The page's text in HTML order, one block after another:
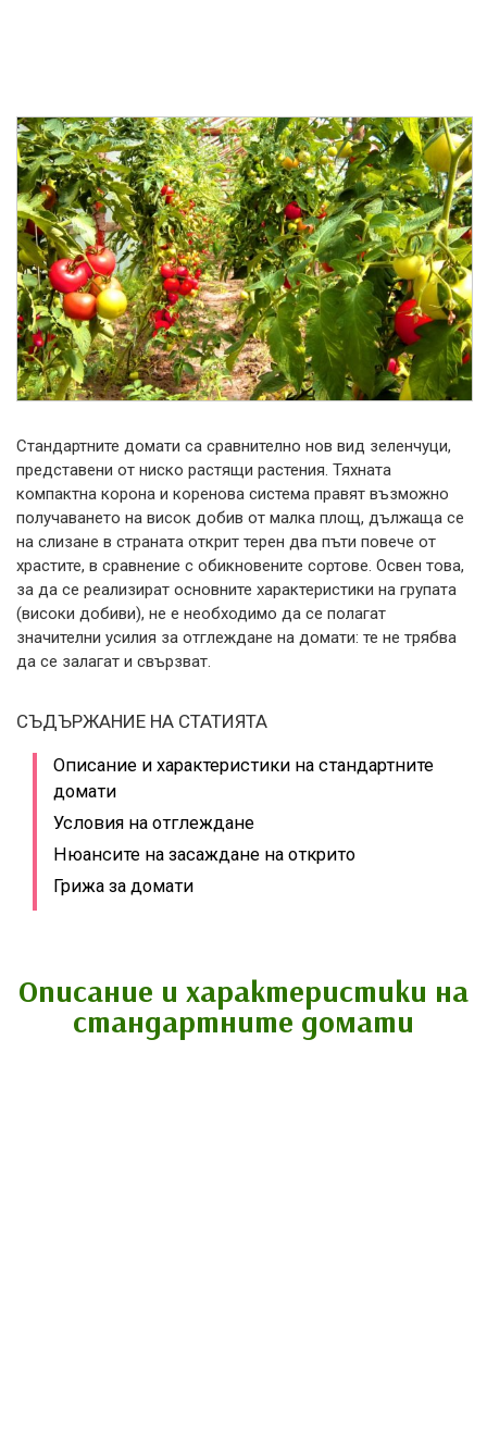
Стандартните домати са сравнително нов вид зеленчуци,
представени от ниско растящи растения. Тяхната
компактна корона и коренова система правят възможно
получаването на висок добив от малка площ, дължаща се
на слизане в страната открит терен два пъти повече от
храстите, в сравнение с обикновените сортове. Освен това,
за да се реализират основните характеристики на групата
(високи добиви), не е необходимо да се полагат
значителни усилия за отглеждане на домати: те не трябва
да се залагат и свързват.
СЪДЪРЖАНИЕ НА СТАТИЯТА
Описание и характеристики на стандартните
домати
Условия на отглеждане
Нюансите на засаждане на открито
Грижа за домати
Описание и характеристики на
стандартните домати